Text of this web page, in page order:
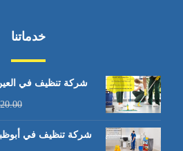
خدماتنا
شركة تنظيف في العين 24 ساعة :
20.00
شركة تنظيف في أبوظبي 24 ساعة :